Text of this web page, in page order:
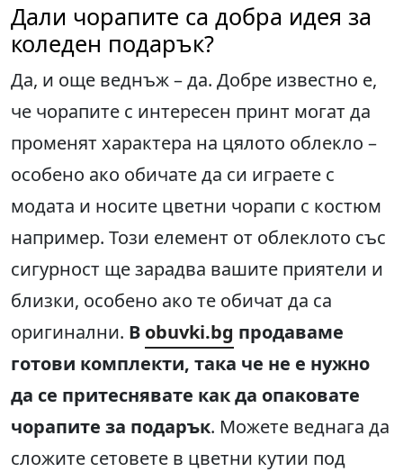
Дали чорапите са добра идея за
коледен подарък?
Да, и още веднъж – да. Добре известно е,
че чорапите с интересен принт могат да
променят характера на цялото облекло –
особено ако обичате да си играете с
модата и носите цветни чорапи с костюм
например. Този елемент от облеклото със
сигурност ще зарадва вашите приятели и
близки, особено ако те обичат да са
оригинални. В obuvki.bg продаваме
готови комплекти, така че не е нужно
да се притеснявате как да опаковате
чорапите за подарък. Можете веднага да
сложите сетовете в цветни кутии под